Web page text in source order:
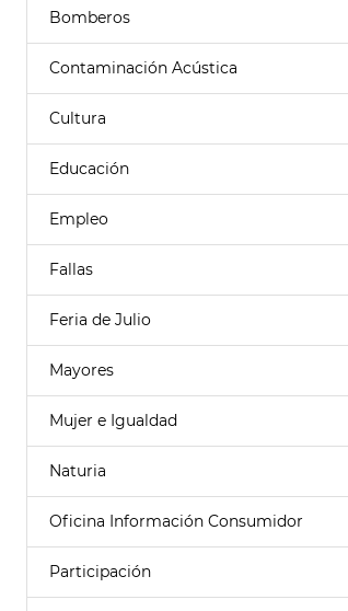
Bomberos
Contaminación Acústica
Cultura
Educación
Empleo
Fallas
Feria de Julio
Mayores
Mujer e Igualdad
Naturia
Oficina Información Consumidor
Participación